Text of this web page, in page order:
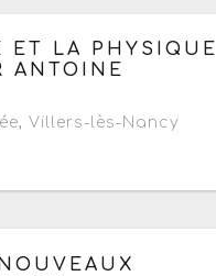
de 09h à 18h
ET LA PHYSIQUE
ANTOINE
, Villers-lès-Nancy
de 09h à 16h